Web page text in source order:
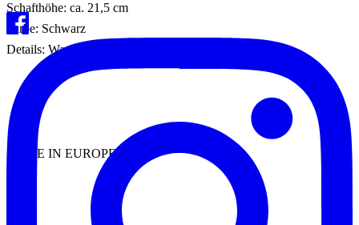
Schafthöhe: ca. 21,5 cm
Farbe: Schwarz
Details: Warmfutter 100% Acryl
MADE IN EUROPE